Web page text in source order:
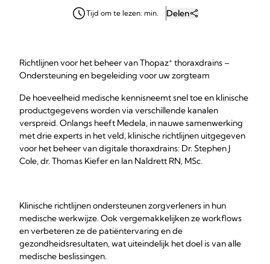
Tijd om te lezen: min. Delen
Richtlijnen voor het beheer van Thopaz+ thoraxdrains –
Ondersteuning en begeleiding voor uw zorgteam
De hoeveelheid medische kennisneemt snel toe en klinische
productgegevens worden via verschillende kanalen
verspreid. Onlangs heeft Medela, in nauwe samenwerking
met drie experts in het veld, klinische richtlijnen uitgegeven
voor het beheer van digitale thoraxdrains: Dr. Stephen J
Cole, dr. Thomas Kiefer en Ian Naldrett RN, MSc.
Klinische richtlijnen ondersteunen zorgverleners in hun
medische werkwijze. Ook vergemakkelijken ze workflows
en verbeteren ze de patiëntervaring en de
gezondheidsresultaten, wat uiteindelijk het doel is van alle
medische beslissingen.